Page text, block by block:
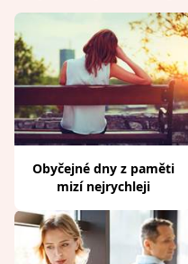
Obyčejné dny z paměti
mizí nejrychleji